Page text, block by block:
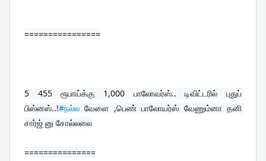
================
5 455 ரூபாய்க்கு 1,000 பாலோவர்ஸ்.. டிவிட்டரில் புதுப்
பிஸ்னஸ்..!#நல்ல வேளை ,பெண் பாலோயர்ஸ் வேணும்னா தனி
சார்ஜ் னு சோல்லலை
===============